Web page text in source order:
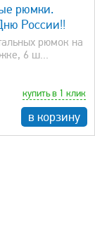
рюмки.
России!!
рюмок на
6 ш...
купить в 1 клик
в корзину